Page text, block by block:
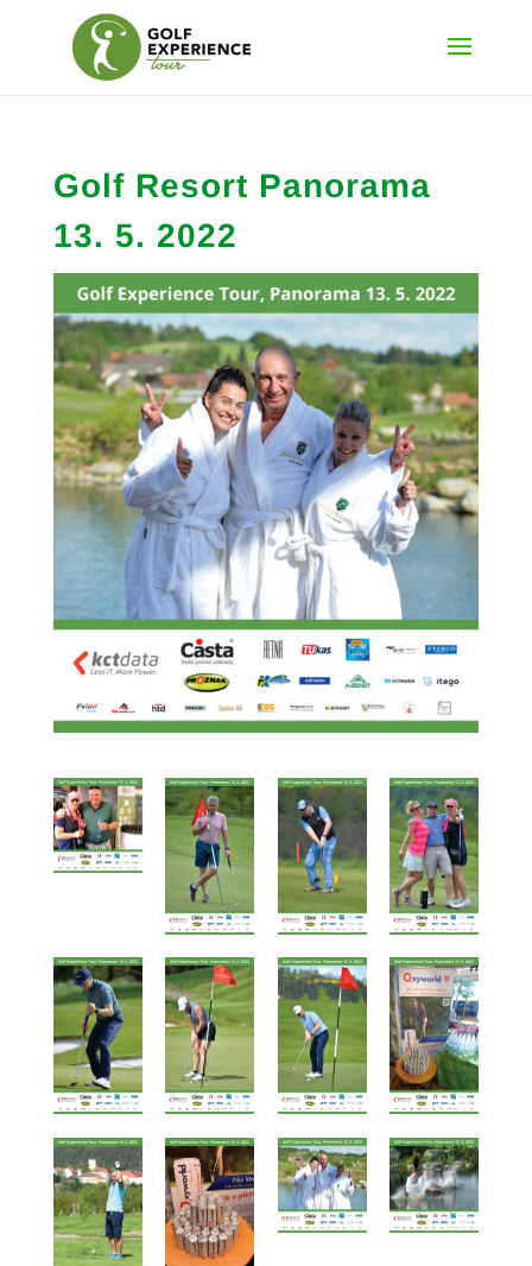
Golf Resort Panorama
13. 5. 2022